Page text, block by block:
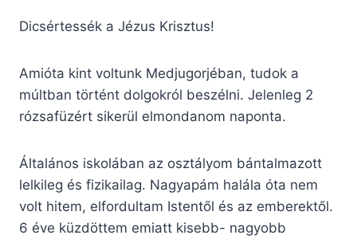
Dicsértessék a Jézus Krisztus!
Amióta kint voltunk Medjugorjéban, tudok a
múltban történt dolgokról beszélni. Jelenleg 2
rózsafüzért sikerül elmondanom naponta.
Általános iskolában az osztályom bántalmazott
lelkileg és fizikailag. Nagyapám halála óta nem
volt hitem, elfordultam Istentől és az emberektől.
6 éve küzdöttem emiatt kisebb- nagyobb